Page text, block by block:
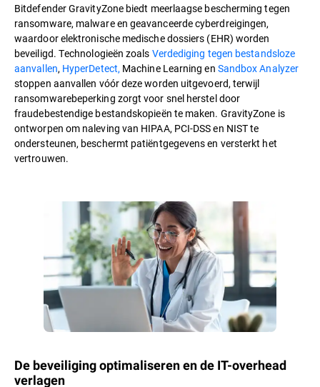
Bitdefender GravityZone biedt meerlaagse bescherming tegen
ransomware, malware en geavanceerde cyberdreigingen,
waardoor elektronische medische dossiers (EHR) worden
beveiligd. Technologieën zoals Verdediging tegen bestandsloze
aanvallen, HyperDetect,Machine Learning en Sandbox Analyzer
stoppen aanvallen vóór deze worden uitgevoerd, terwijl
ransomwarebeperking zorgt voor snel herstel door
fraudebestendige bestandskopieën te maken. GravityZone is
ontworpen om naleving van HIPAA, PCI-DSS en NIST te
ondersteunen, beschermt patiëntgegevens en versterkt het
vertrouwen.
De beveiliging optimaliseren en de IT-overhead
verlagen